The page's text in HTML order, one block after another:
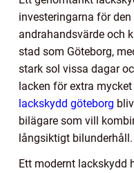
investeringarna för
andrahandsvärde och
stad som Göteborg,
stark sol vissa dagar
lacken för extra
lackskydd göteborg
bilägare som vill
långsiktigt bilunderhåll.
Ett modernt lackskydd